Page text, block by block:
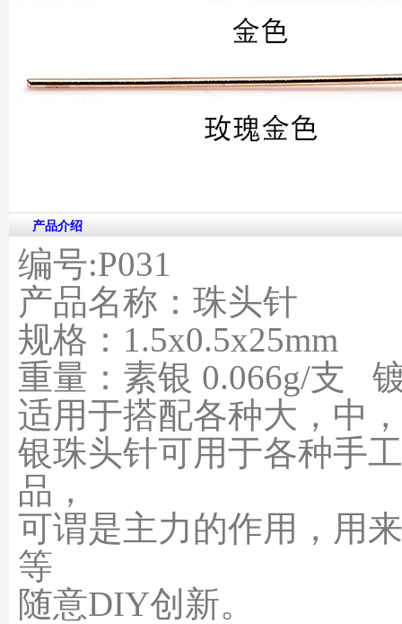
产品介绍
编号:P031
产品名称：珠头针
规格：1.5x0.5x25mm
重量：素银 0.066g/支
适用于搭配各种大，中
银珠头针可用于各种手
品，
可谓是主力的作用，用
等
随意DIY创新。